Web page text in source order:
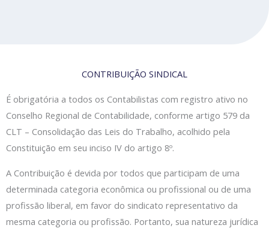
CONTRIBUIÇÃO SINDICAL
É obrigatória a todos os Contabilistas com registro ativo no
Conselho Regional de Contabilidade, conforme artigo 579 da
CLT – Consolidação das Leis do Trabalho, acolhido pela
Constituição em seu inciso IV do artigo 8º.
A Contribuição é devida por todos que participam de uma
determinada categoria econômica ou profissional ou de uma
profissão liberal, em favor do sindicato representativo da
mesma categoria ou profissão. Portanto, sua natureza jurídica